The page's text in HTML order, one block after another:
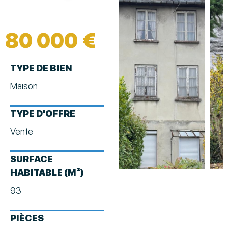
80 000 €
TYPE DE BIEN
Maison
TYPE D'OFFRE
Vente
SURFACE
HABITABLE (M²)
93
PIÈCES